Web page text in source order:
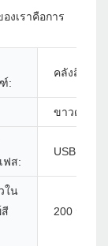
งเราคือการ
:
คลังสินค้า
ขาวดำ
ฟส:
USB
ใน
200 มม./s